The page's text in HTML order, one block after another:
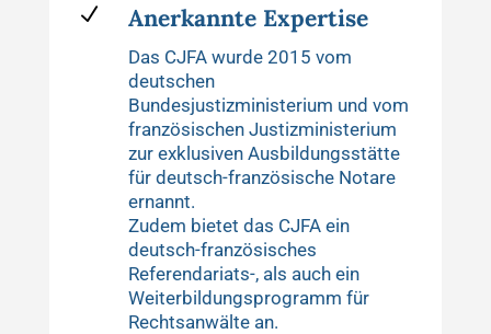
N Anerkannte Expertise
Das CJFA wurde 2015 vom
deutschen
Bundesjustizministerium und vom
französischen Justizministerium
zur exklusiven Ausbildungsstätte
für deutsch-französische Notare
ernannt.
Zudem bietet das CJFA ein
deutsch-französisches
Referendariats-, als auch ein
Weiterbildungsprogramm für
Rechtsanwälte an.